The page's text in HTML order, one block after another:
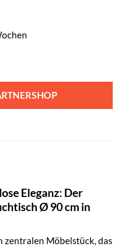
Eleganz: Der
Ø 90 cm in
zentralen Möbelstück, das